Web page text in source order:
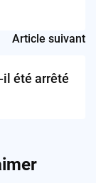
Article suivant
il été arrêté